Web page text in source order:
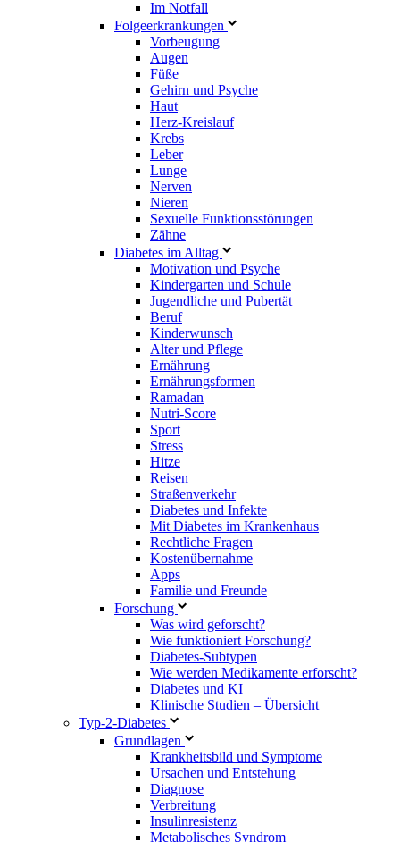
Im Notfall
Folgeerkrankungen
Vorbeugung
Augen
Füße
Gehirn und Psyche
Haut
Herz-Kreislauf
Krebs
Leber
Lunge
Nerven
Nieren
Sexuelle Funktionsstörungen
Zähne
Diabetes im Alltag
Motivation und Psyche
Kindergarten und Schule
Jugendliche und Pubertät
Beruf
Kinderwunsch
Alter und Pflege
Ernährung
Ernährungsformen
Ramadan
Nutri-Score
Sport
Stress
Hitze
Reisen
Straßenverkehr
Diabetes und Infekte
Mit Diabetes im Krankenhaus
Rechtliche Fragen
Kostenübernahme
Apps
Familie und Freunde
Forschung
Was wird geforscht?
Wie funktioniert Forschung?
Diabetes-Subtypen
Wie werden Medikamente erforscht?
Diabetes und KI
Klinische Studien – Übersicht
Typ-2-Diabetes
Grundlagen
Krankheitsbild und Symptome
Ursachen und Entstehung
Diagnose
Verbreitung
Insulinresistenz
Metabolisches Syndrom